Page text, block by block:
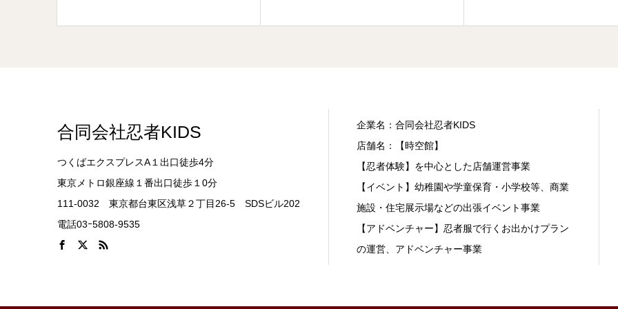
合同会社忍者KIDS
つくばエクスプレスA１出口徒歩4分
東京メトロ銀座線１番出口徒歩１0分
111-0032 東京都台東区浅草２丁目26-5 SDSビル202
電話03ｰ5808-9535
企業名：合同会社忍者KIDS
店舗名：【時空館】
【忍者体験】を中心とした店舗運営事業
【イベント】幼稚園や学童保育・小学校等、商業
施設・住宅展示場などの出張イベント事業
【アドベンチャー】忍者服で行くお出かけプラン
の運営、アドベンチャー事業